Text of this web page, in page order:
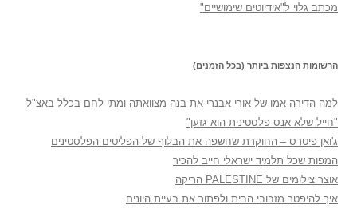
מכתב גלוי ל"אידיוטים שימושיים"
הרשומות הנצפות ביותר (בכל הזמנים)
למה הדירה אמו של אורי אבנרי את בנה מצוואתה ומתי לחם בכלל באצ"ל
"חייל שלא אנס פלסטינית הוא גזען"
ג'ואן פיטרס – החוקרת שחשפה את הבלוף של הפליטים הפלסטינים
המפות שכל תלמיד ישראלי חייב להכיר
אוצר צילומים של PALESTINE הריקה
איך להיפטר מזבובי הבית ולפתור את בעיית היונים